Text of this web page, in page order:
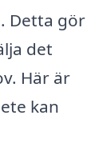
Detta gör
det
Här är
kan